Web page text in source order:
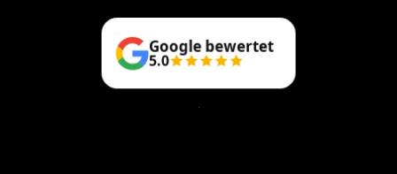
Google bewertet
5.0